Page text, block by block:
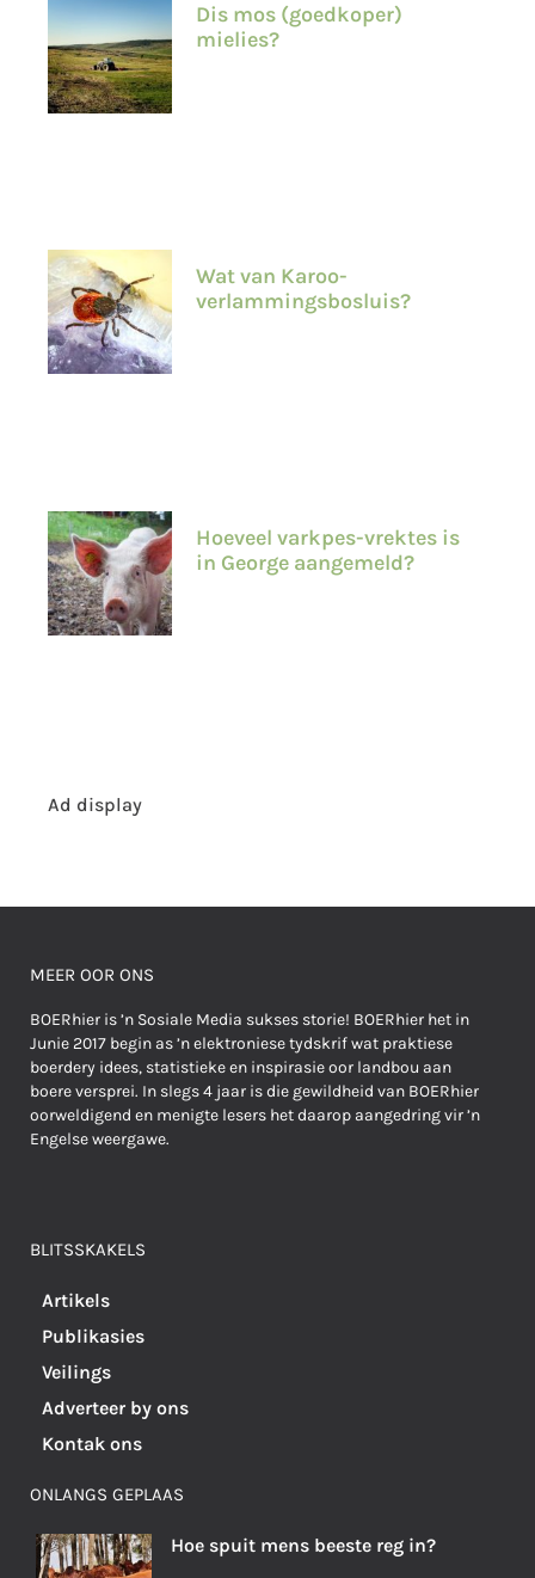
Dis mos (goedkoper)
mielies?
Wat van Karoo-
verlammingsbosluis?
Hoeveel varkpes-vrektes is
in George aangemeld?
Ad display
MEER OOR ONS
BOERhier is ’n Sosiale Media sukses storie! BOERhier het in
Junie 2017 begin as ’n elektroniese tydskrif wat praktiese
boerdery idees, statistieke en inspirasie oor landbou aan
boere versprei. In slegs 4 jaar is die gewildheid van BOERhier
oorweldigend en menigte lesers het daarop aangedring vir ’n
Engelse weergawe.
BLITSSKAKELS
Artikels
Publikasies
Veilings
Adverteer by ons
Kontak ons
ONLANGS GEPLAAS
Hoe spuit mens beeste reg in?